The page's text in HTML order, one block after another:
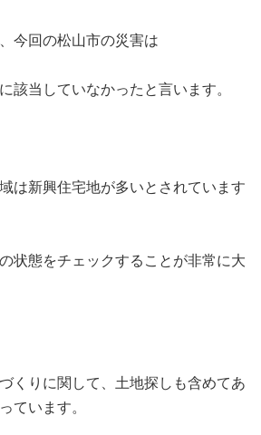
今回の松山市の災害は
該当していなかったと言います。
は新興住宅地が多いとされています
状態をチェックすることが非常に大
くりに関して、土地探しも含めてあ
ています。